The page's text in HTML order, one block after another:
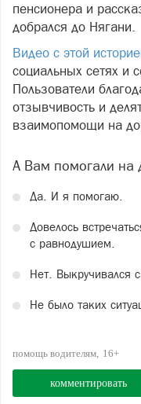
пенсионера и
добрался до Нягани.
Видео с этой
социальных сетях и
Пользователи
отзывчивость и
взаимопомощи на
А Вам помогали на
Да. И я помогаю.
Довелось
с равнодушием.
Нет. Выкручивался
Не было таких
помощь водителям 16+
комментировать